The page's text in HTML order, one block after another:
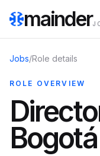
mainder
Jobs/Role details
ROLE OVERVIEW
Bogotá